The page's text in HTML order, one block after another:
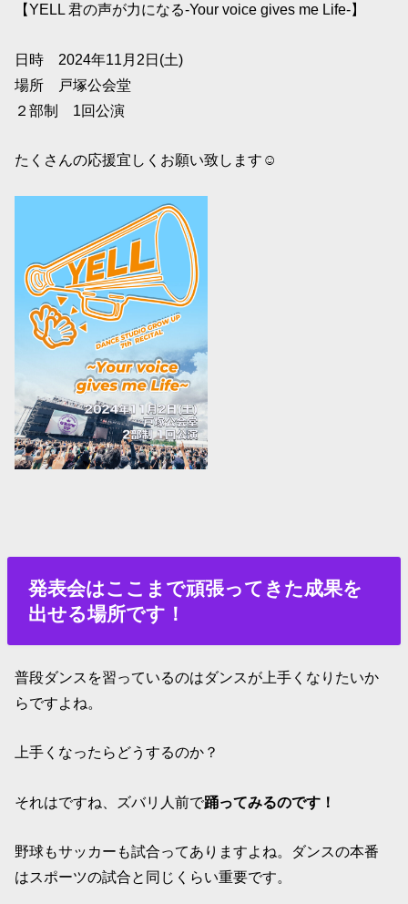
【YELL 君の声が力になる-Your voice gives me Life-】
日時 2024年11月2日(土)
場所 戸塚公会堂
２部制 1回公演
たくさんの応援宜しくお願い致します☺️
発表会はここまで頑張ってきた成果を
出せる場所です！
普段ダンスを習っているのはダンスが上手くなりたいか
らですよね。
上手くなったらどうするのか？
それはですね、ズバリ人前で踊ってみるのです！
野球もサッカーも試合ってありますよね。ダンスの本番
はスポーツの試合と同じくらい重要です。